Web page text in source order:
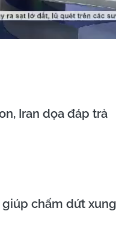
Iran dọa đáp trả
chấm dứt